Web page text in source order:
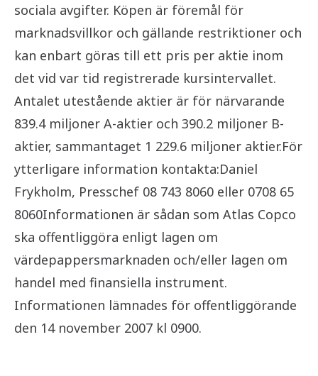
sociala avgifter. Köpen är föremål för
marknadsvillkor och gällande restriktioner och
kan enbart göras till ett pris per aktie inom
det vid var tid registrerade kursintervallet.
Antalet utestående aktier är för närvarande
839.4 miljoner A-aktier och 390.2 miljoner B-
aktier, sammantaget 1 229.6 miljoner aktier.För
ytterligare information kontakta:Daniel
Frykholm, Presschef 08 743 8060 eller 0708 65
8060Informationen är sådan som Atlas Copco
ska offentliggöra enligt lagen om
värdepappersmarknaden och/eller lagen om
handel med finansiella instrument.
Informationen lämnades för offentliggörande
den 14 november 2007 kl 0900.